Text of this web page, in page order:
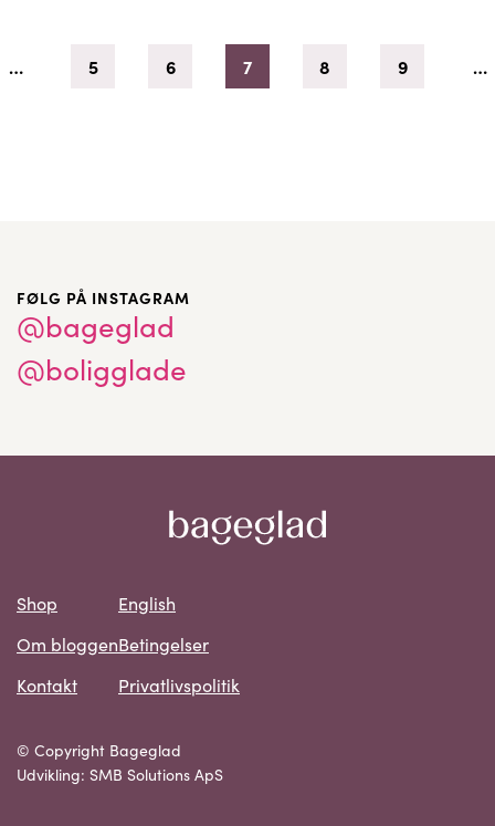
… 5 6 7 8 9 …
FØLG PÅ INSTAGRAM
@bageglad
@boligglade
Shop
Om bloggen
Kontakt
English
Betingelser
Privatlivspolitik
© Copyright Bageglad
Udvikling: SMB Solutions ApS